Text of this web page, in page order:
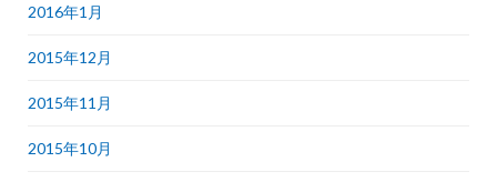
2016年1月
2015年12月
2015年11月
2015年10月